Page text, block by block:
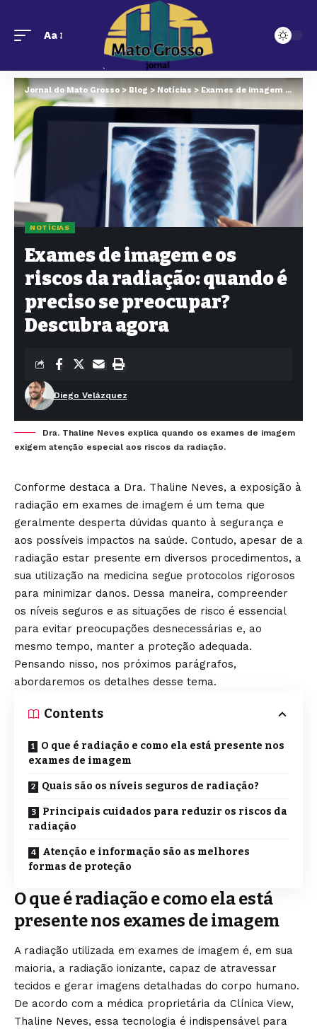
Aa
Jornal do Mato Grosso>Blog>Notícias>Exames de imagem e os riscos da radiação: quando é preciso se preocupar? Descubra agora
NOTÍCIAS
Exames de imagem e os
riscos da radiação: quando é
preciso se preocupar?
Descubra agora
Diego Velázquez
Dra. Thaline Neves explica quando os exames de imagem
exigem atenção especial aos riscos da radiação.
Conforme destaca a Dra. Thaline Neves, a exposição à
radiação em exames de imagem é um tema que
geralmente desperta dúvidas quanto à segurança e
aos possíveis impactos na saúde. Contudo, apesar de a
radiação estar presente em diversos procedimentos, a
sua utilização na medicina segue protocolos rigorosos
para minimizar danos. Dessa maneira, compreender
os níveis seguros e as situações de risco é essencial
para evitar preocupações desnecessárias e, ao
mesmo tempo, manter a proteção adequada.
Pensando nisso, nos próximos parágrafos,
abordaremos os detalhes desse tema.
Contents
O que é radiação e como ela está presente nos
exames de imagem
Quais são os níveis seguros de radiação?
Principais cuidados para reduzir os riscos da
radiação
Atenção e informação são as melhores
formas de proteção
O que é radiação e como ela está
presente nos exames de imagem
A radiação utilizada em exames de imagem é, em sua
maioria, a radiação ionizante, capaz de atravessar
tecidos e gerar imagens detalhadas do corpo humano.
De acordo com a médica proprietária da Clínica View,
Thaline Neves, essa tecnologia é indispensável para